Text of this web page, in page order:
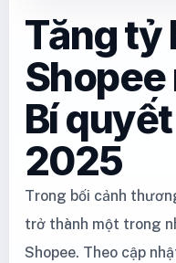
Tăng tỷ
Bí
2025
Trong bối cảnh
trở thành một trong
Shopee. Theo cập